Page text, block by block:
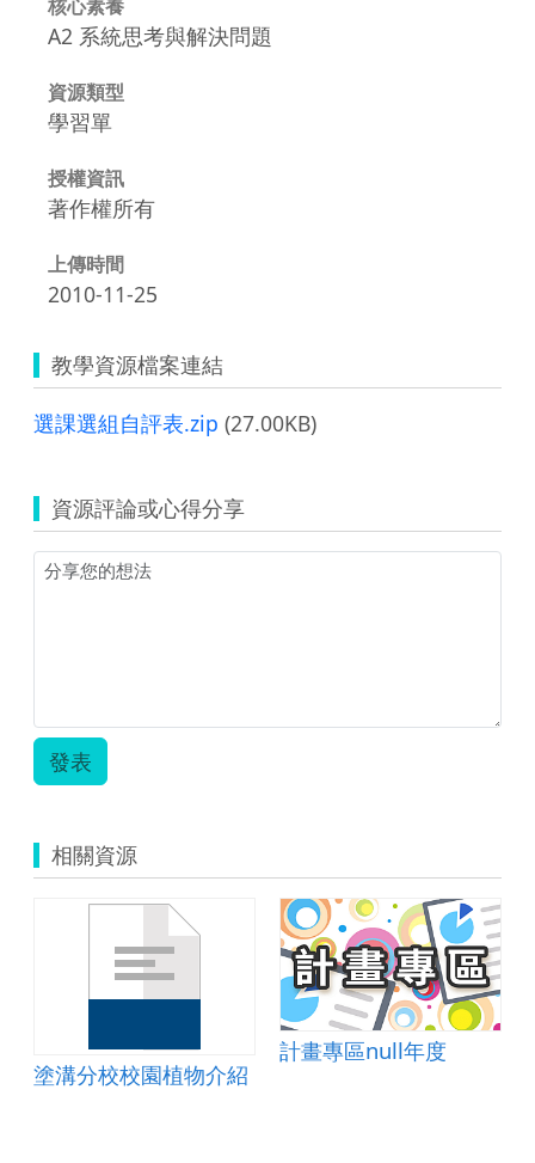
核心素養
A2 系統思考與解決問題
資源類型
學習單
授權資訊
著作權所有
上傳時間
2010-11-25
教學資源檔案連結
選課選組自評表.zip (27.00KB)
資源評論或心得分享
發表
相關資源
塗溝分校校園植物介紹
計畫專區null年度